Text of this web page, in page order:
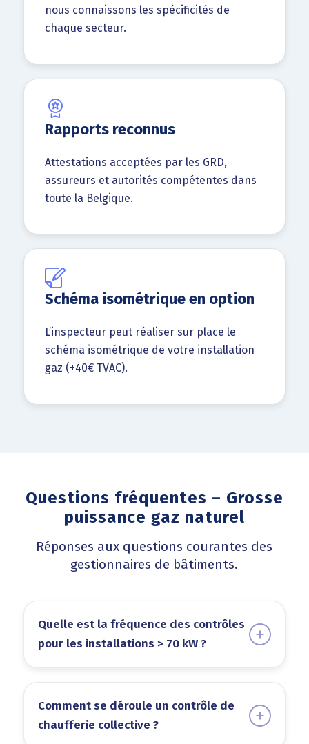
nous connaissons les spécificités de
chaque secteur.
Rapports reconnus
Attestations acceptées par les GRD,
assureurs et autorités compétentes dans
toute la Belgique.
Schéma isométrique en option
L’inspecteur peut réaliser sur place le
schéma isométrique de votre installation
gaz (+40€ TVAC).
Questions fréquentes – Grosse
puissance gaz naturel
Réponses aux questions courantes des
gestionnaires de bâtiments.
Quelle est la fréquence des contrôles
pour les installations > 70 kW ?
Comment se déroule un contrôle de
chaufferie collective ?